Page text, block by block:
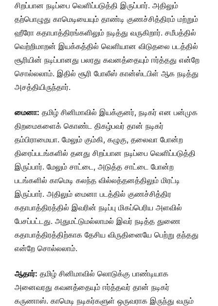
சிறப்பான நடிப்பை வெளிப்படுத்தி இருப்பார். அதிலும்
தற்பொழுது காமெடியையும் தாண்டி குணச்சித்திரம் மற்றும்
ஹீரோ கதாபாத்திரங்களிலும் நடித்து வருகிறார். சமீபத்தில்
வெற்றிமாறன் இயக்கத்தில் வெளியான விடுதலை படத்தில்
சூரியின் நடிப்பானது பலரது கவனத்தையும் ஈர்த்தது என்றே
சொல்லலாம். இதில் சூரி போலீஸ் கான்ஸ்டபிள் ஆக நடித்து
அசத்தியிருந்தார்.
மைனா: தமிழ் சினிமாவில் இயக்குனர், நடிகர் என பன்முக
திறமைகளைக் கொண்ட திகழ்பவர் தான் நடிகர்
தம்பிராமையா. மேலும் கும்கி, கழுகு, தலைவா போன்ற
திரைப்படங்களில் தனது சிறப்பான நடிப்பை வெளிப்படுத்தி
இருப்பார். மேலும் சாட்டை, அடுத்த சாட்டை போன்ற
படங்களில் காமெடி கலந்த வில்லத்தனத்திலும் மிரட்டி
இருப்பார். அதிலும் மைனா படத்தில் குணச்சித்திர
கதாபாத்திரத்தில் இவரின் நடிப்பு மிகப்பெரிய அளவில்
பேசப்பட்டது. அதுமட்டுமல்லாமல் இவர் நடித்த துணை
கதாபாத்திரத்திற்காக தேசிய விருதினையே பெற்று தந்தது
என்றே சொல்லலாம்.
ஆதார்: தமிழ் சினிமாவில் லொடுக்கு பாண்டியாக
அனைவரது கவனத்தையும் ஈர்த்தவர் தான் நடிகர்
கருணாஸ். காமெடி நடிகர்களுள் ஒருவராக இருந்து வரும்